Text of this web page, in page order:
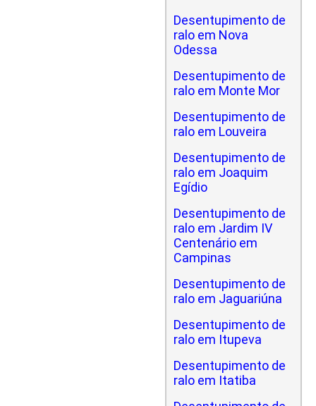
Desentupimento de
ralo em Nova
Odessa
Desentupimento de
ralo em Monte Mor
Desentupimento de
ralo em Louveira
Desentupimento de
ralo em Joaquim
Egídio
Desentupimento de
ralo em Jardim IV
Centenário em
Campinas
Desentupimento de
ralo em Jaguariúna
Desentupimento de
ralo em Itupeva
Desentupimento de
ralo em Itatiba